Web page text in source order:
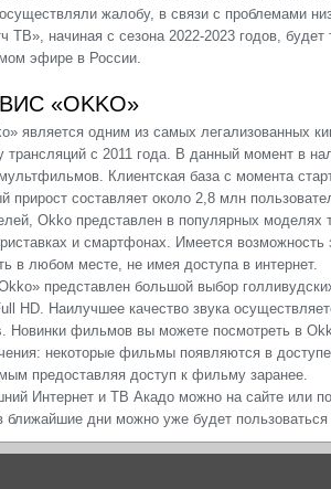
жалобу, в связи с проблемами
ТВ», начиная с сезона 2022-2023 годов,
эфире в России.
«OKKO»
является одним из самых легализованных
трансляций с 2011 года. В данный момент в
Клиентская база с момента
прирост составляет около 2,8 млн
Okko представлен в популярных
и смартфонах. Имеется
в любом месте, не имея доступа в интернет.
представлен большой выбор
HD. Наилучшее качество звука
Новинки фильмов вы можете посмотреть в
некоторые фильмы появляются в
предоставляя доступ к фильму заранее.
Интернет и ТВ Акадо можно на сайте или
ближайшие дни можно уже будет